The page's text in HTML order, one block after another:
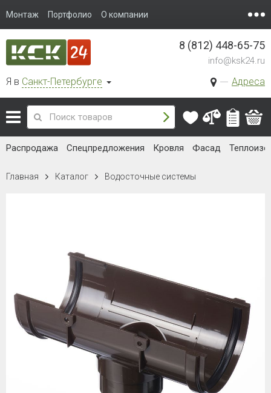
Монтаж Портфолио О компании
Я в Санкт-Петербурге Адреса
8 (812) 448-65-75
info@ksk24.ru
Распродажа Спецпредложения Кровля Фасад
Главная Каталог Водосточные системы